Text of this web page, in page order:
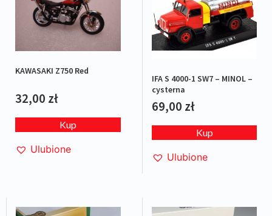
KAWASAKI Z750 Red
32,00 zł
Kup
Ulubione
IFA S 4000-1 SW7 – MINOL –
cysterna
69,00 zł
Kup
Ulubione